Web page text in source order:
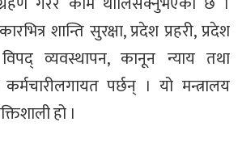
शान्ति सुरक्षा, प्रदेश प्रहरी, प्रदेश
व्यवस्थापन, कानून न्याय तथा
पर्छन् । यो मन्त्रालय
हो ।